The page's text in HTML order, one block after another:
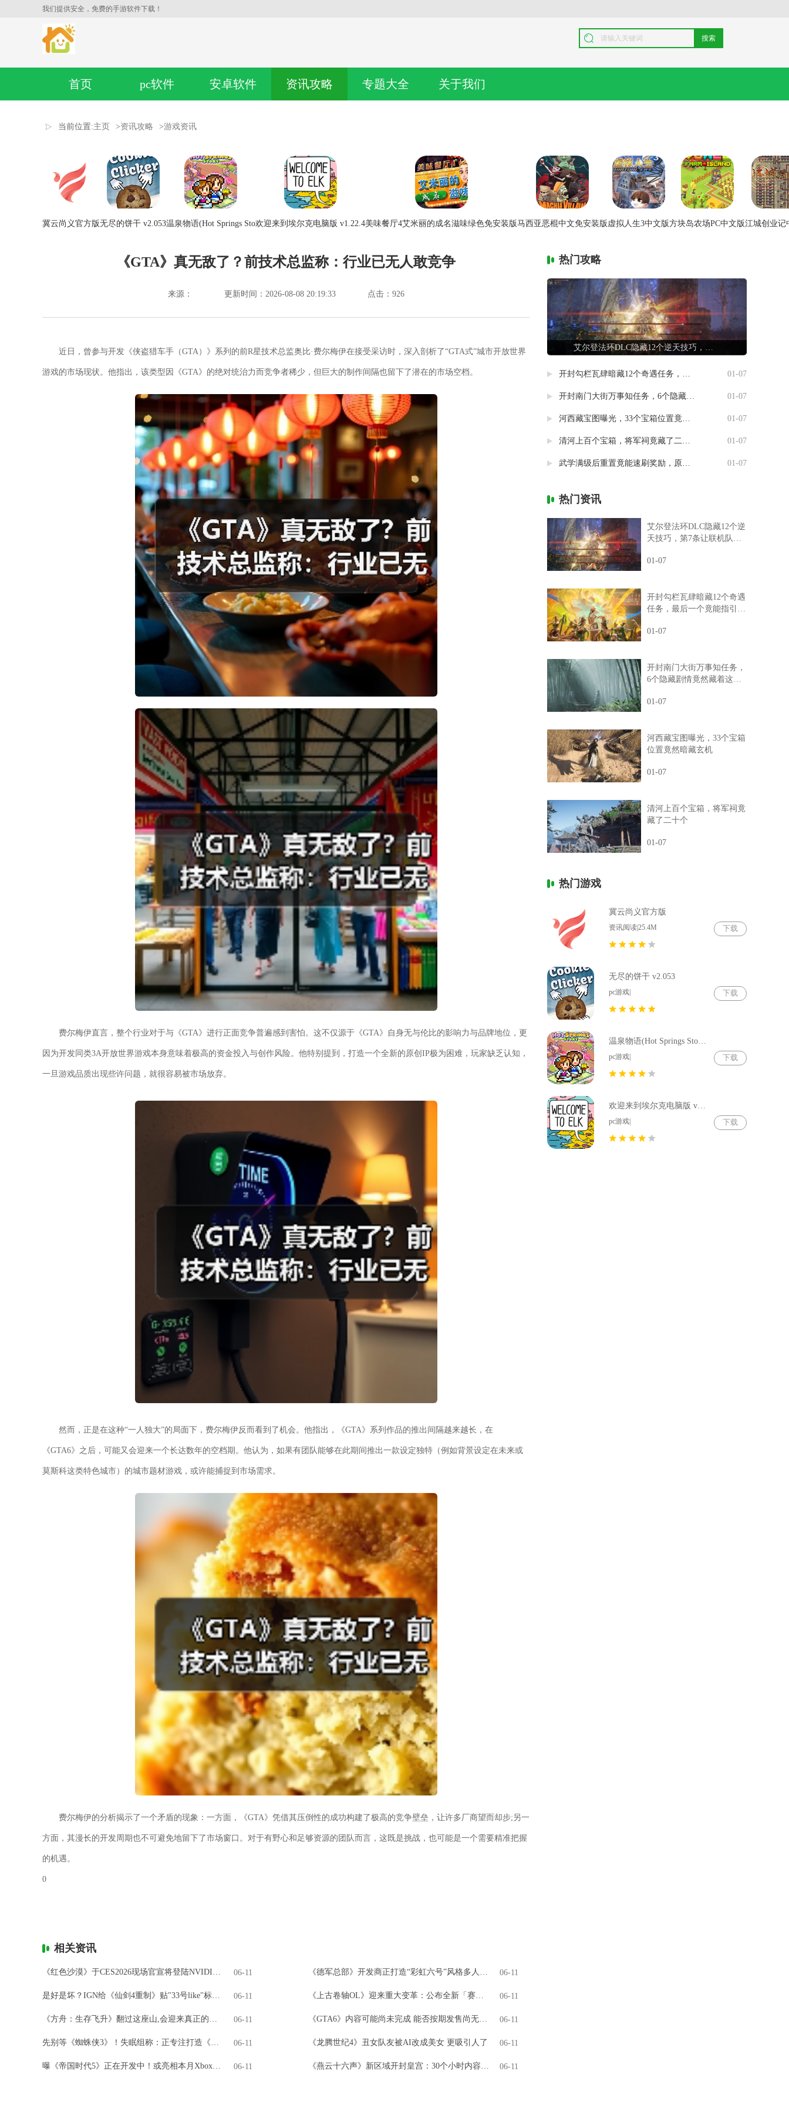
我们提供安全，免费的手游软件下载！
搜索
首页 pc软件 安卓软件 资讯攻略 专题大全 关于我们
当前位置:主页 >资讯攻略 >游戏资讯
冀云尚义官方版无尽的饼干 v2.053温泉物语(Hot Springs Sto欢迎来到埃尔克电脑版 v1.22.4美味餐厅4艾米丽的成名滋味绿色免安装版马西亚恶棍中文免安装版 虚拟人生3中文版方块岛农场PC中文版江城创业记
《GTA》真无敌了？前技术总监称：行业已无人敢竞争
来源： 更新时间：2026-08-08 20:19:33 点击： 926
近日，曾参与开发《侠盗猎车手（GTA）》系列的前R星技术总监奥比·费尔梅伊在接受采访时，深入剖析了“GTA式”城市开放世界
游戏的市场现状。他指出，该类型因《GTA》的绝对统治力而竞争者稀少，但巨大的制作间隔也留下了潜在的市场空档。
费尔梅伊直言，整个行业对于与《GTA》进行正面竞争普遍感到害怕。这不仅源于《GTA》自身无与伦比的影响力与品牌地位，更
因为开发同类3A开放世界游戏本身意味着极高的资金投入与创作风险。他特别提到，打造一个全新的原创IP极为困难，玩家缺乏认知，
一旦游戏品质出现些许问题，就很容易被市场放弃。
然而，正是在这种“一人独大”的局面下，费尔梅伊反而看到了机会。他指出，《GTA》系列作品的推出间隔越来越长，在
《GTA6》之后，可能又会迎来一个长达数年的空档期。他认为，如果有团队能够在此期间推出一款设定独特（例如背景设定在未来或
莫斯科这类特色城市）的城市题材游戏，或许能捕捉到市场需求。
费尔梅伊的分析揭示了一个矛盾的现象：一方面，《GTA》凭借其压倒性的成功构建了极高的竞争壁垒，让许多厂商望而却步;另一
方面，其漫长的开发周期也不可避免地留下了市场窗口。对于有野心和足够资源的团队而言，这既是挑战，也可能是一个需要精准把握
的机遇。
0
相关资讯
《红色沙漠》于CES2026现场官宣将登陆NVIDIA GeForce NOW 06-11 《德军总部》开发商正打造“彩虹六号”风格多人游戏 06-11
是好是坏？IGN给《仙剑4重制》贴"33号like"标签引热议 06-11 《上古卷轴OL》迎来重大变革：公布全新「赛季」模式，引领全新时代 06-11
《方舟：生存飞升》翻过这座山,会迎来真正的飞升吗? 06-11 《GTA6》内容可能尚未完成 能否按期发售尚无定论 06-11
先别等《蜘蛛侠3》！失眠组称：正专注打造《金刚狼》 06-11 《龙腾世纪4》丑女队友被AI改成美女 更吸引人了 06-11
曝《帝国时代5》正在开发中！或亮相本月Xbox直面会 06-11 《燕云十六声》新区域开封皇宫：30个小时内容 NPC超3000人 06-11
热门攻略
艾尔登法环DLC隐藏12个逆天技巧，第7条让联机队友惊掉下巴
开封勾栏瓦肆暗藏12个奇遇任务，最后一个竟能指引人生方向 01-07
开封南门大街万事知任务，6个隐藏剧情竟然藏着这样的秘密 01-07
河西藏宝图曝光，33个宝箱位置竟然暗藏玄机 01-07
清河上百个宝箱，将军祠竟藏了二十个 01-07
武学满级后重置竟能速刷奖励，原来流派挑战有这种捷径 01-07
热门资讯
艾尔登法环DLC隐藏12个逆
天技巧，第7条让联机队友
01-07
开封勾栏瓦肆暗藏12个奇遇
任务，最后一个竟能指引人
01-07
开封南门大街万事知任务，
6个隐藏剧情竟然藏着这样
01-07
河西藏宝图曝光，33个宝箱
位置竟然暗藏玄机
01-07
清河上百个宝箱，将军祠竟
藏了二十个
01-07
热门游戏
冀云尚义官方版
资讯阅读|25.4M 下载
无尽的饼干 v2.053
pc游戏| 下载
温泉物语(Hot Springs Story) v2.79
pc游戏| 下载
欢迎来到埃尔克电脑版 v1.22.4
pc游戏| 下载